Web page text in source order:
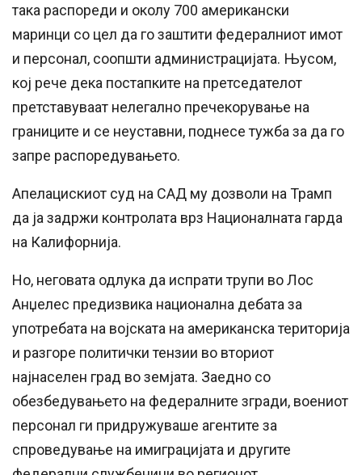
така распореди и околу 700 американски
маринци со цел да го заштити федералниот имот
и персонал, соопшти администрацијата. Њусом,
кој рече дека постапките на претседателот
претставуваат нелегално пречекорување на
границите и се неуставни, поднесе тужба за да го
запре распоредувањето.
Апелацискиот суд на САД му дозволи на Трамп
да ја задржи контролата врз Националната гарда
на Калифорнија.
Но, неговата одлука да испрати трупи во Лос
Анџелес предизвика национална дебата за
употребата на војската на американска територија
и разгоре политички тензии во вториот
најнаселен град во земјата. Заедно со
обезбедувањето на федералните згради, воениот
персонал ги придружуваше агентите за
спроведување на имиграцијата и другите